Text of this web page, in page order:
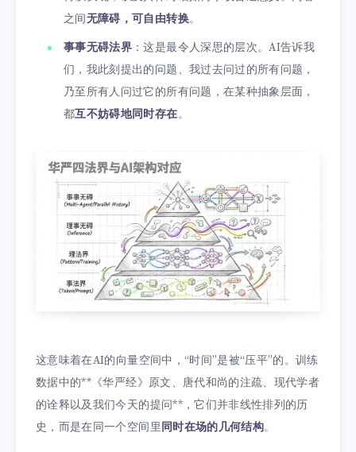
之间无障碍，可自由转换。
事事无碍法界 ：这是最令人深思的层次。AI告诉我
们，我此刻提出的问题、我过去问过的所有问题，
乃至所有人问过它的所有问题，在某种抽象层面，
都互不妨碍地同时存在。
这意味着在AI的向量空间中，“时间”是被“压平”的。训练
数据中的**《华严经》原文、唐代和尚的注疏、现代学者
的诠释以及我们今天的提问**，它们并非线性排列的历
史，而是在同一个空间里同时在场的几何结构。